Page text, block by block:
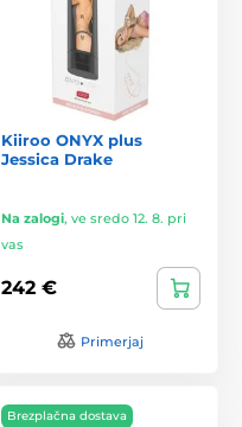
Kiiroo ONYX plus
Jessica Drake
Na zalogi, ve sredo 12. 8. pri
vas
242 €
Primerjaj
Brezplačna dostava